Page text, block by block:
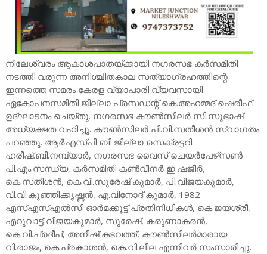
നീലേശ്വരം ആകാശപാതയ്ക്കായി നഗരസഭ കർസമിതി
നടത്തി വരുന്ന അനിശ്ചിതകാല സത്യാഗ്രഹത്തിന്റെ
ഇന്നത്തെ സമരം കേരള വ്യാപാരി വ്യവസായി
ഏകോപനസമിതി ജില്ലാ പ്രസഡന്റ് കെ.അഹമ്മദ് ഷെരീഫ്
ഉദ്ഘാടനം ചെയ്തു. നഗരസഭ കൗൺസിലർ സി.സുഭാഷ്
അധ്യക്ഷത വഹിച്ചു. കൗൺസിലർ പി.വി.സതീശൻ സ്വാഗതം
പറഞ്ഞു. ആർഎസ്പി ബി ജില്ലാ സെക്രട്ടറി
ഹരീഷ്.ബി.നമ്പ്യാർ, നഗരസഭ വൈസ് ചെയർപേഴ്‌സൺ
പി.എം.സന്ധ്യ, കർസമിതി കൺവീനർ ഇ.ഷജീർ,
കെ.സതീശൻ, കെ.വി.സുരേഷ് കുമാർ, പി.വിജയകുമാർ,
വി.വി.കുഞ്ഞിക്കൃഷ്ണൻ, എ.വിനോദ് കുമാർ, 1982
എസ്എസ്എൽസി ഓർമക്കൂട്ട് പ്രതിനിധികൾ, കെ.ജയശ്രീ,
എറുവാട്ട് വിജയകുമാർ, സുരേഷ്, കരുണാകരൻ,
കെ.വി.പ്രദീപ്, അനീഷ് കടവത്ത്, കൗൺസിലർമാരായ
വി.രാജം, കെ.പ്രകാശൻ, കെ.വി.ലീല എന്നിവർ സംസാരിച്ചു.